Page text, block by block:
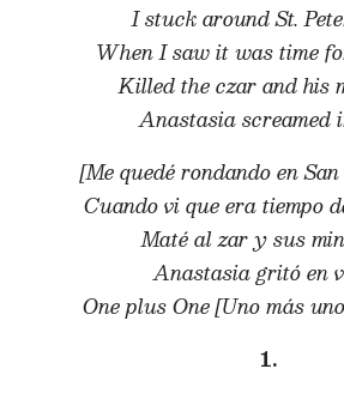
I stuck around St.
When I saw it was time
Killed the czar and his
Anastasia screamed
[Me quedé rondando en
Cuando vi que era tiempo
Maté al zar y sus
Anastasia gritó en
One plus One [Uno más
1.